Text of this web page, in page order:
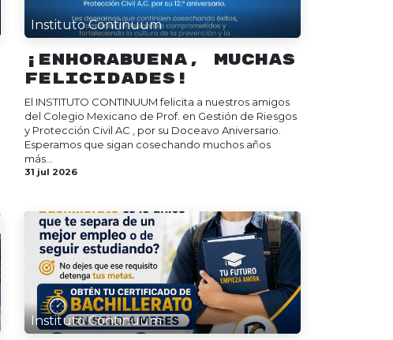
Instituto Continuum
¡Enhorabuena, muchas
felicidades!
El INSTITUTO CONTINUUM felicita a nuestros amigos
del Colegio Mexicano de Prof. en Gestión de Riesgos
y Protección Civil AC , por su Doceavo Aniversario.
Esperamos que sigan cosechando muchos años
más...
31 jul 2026
Instituto Continuum